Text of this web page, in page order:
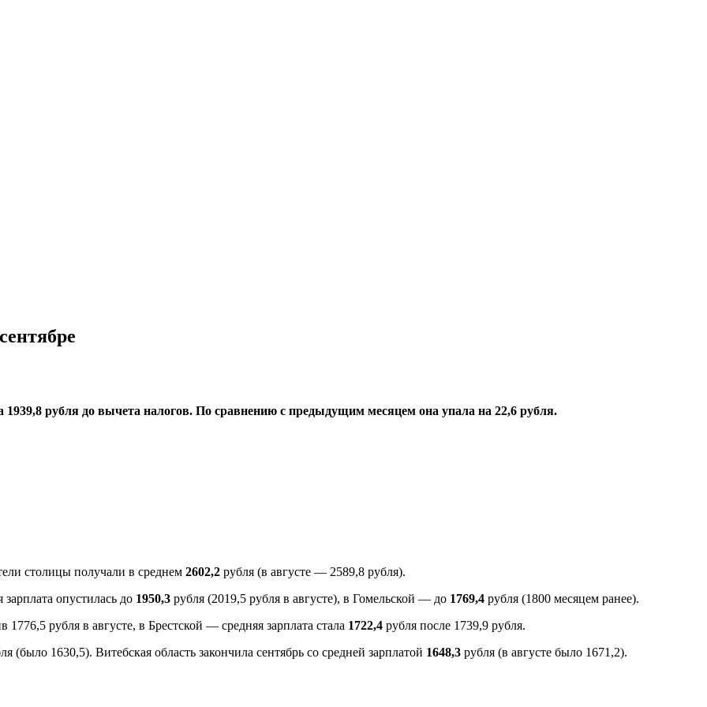
1939,8 рубля до вычета налогов. По сравнению с предыдущим месяцем она упала на 22,6 рубля.
столицы получали в среднем 2602,2 рубля (в августе — 2589,8 рубля).
опустилась до 1950,3 рубля (2019,5 рубля в августе), в Гомельской — до 1769,4 рубля (1800 месяцем ранее).
1776,5 рубля в августе, в Брестской — средняя зарплата стала 1722,4 рубля после 1739,9 рубля.
(было 1630,5). Витебская область закончила сентябрь со средней зарплатой 1648,3 рубля (в августе было 1671,2).